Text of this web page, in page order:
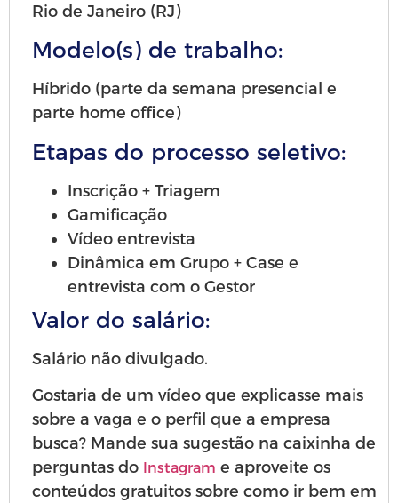
Rio de Janeiro (RJ)
Modelo(s) de trabalho:
Híbrido (parte da semana presencial e
parte home office)
Etapas do processo seletivo:
Inscrição + Triagem
Gamificação
Vídeo entrevista
Dinâmica em Grupo + Case e
entrevista com o Gestor
Valor do salário:
Salário não divulgado.
Gostaria de um vídeo que explicasse mais
sobre a vaga e o perfil que a empresa
busca? Mande sua sugestão na caixinha de
perguntas do Instagram e aproveite os
conteúdos gratuitos sobre como ir bem em